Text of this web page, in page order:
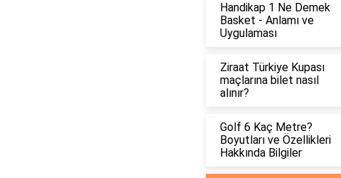
Handikap 1 Ne Demek
Basket - Anlamı ve
Uygulaması
Ziraat Türkiye Kupası
maçlarına bilet nasıl
alınır?
Golf 6 Kaç Metre?
Boyutları ve Özellikleri
Hakkında Bilgiler